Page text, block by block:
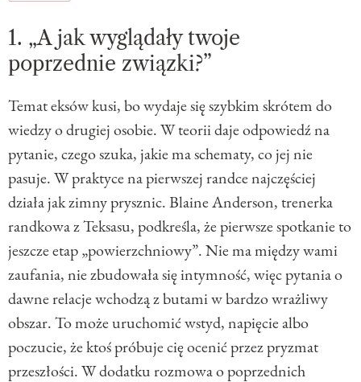
1. „A jak wyglądały twoje
poprzednie związki?”
Temat eksów kusi, bo wydaje się szybkim skrótem do
wiedzy o drugiej osobie. W teorii daje odpowiedź na
pytanie, czego szuka, jakie ma schematy, co jej nie
pasuje. W praktyce na pierwszej randce najczęściej
działa jak zimny prysznic. Blaine Anderson, trenerka
randkowa z Teksasu, podkreśla, że pierwsze spotkanie to
jeszcze etap „powierzchniowy”. Nie ma między wami
zaufania, nie zbudowała się intymność, więc pytania o
dawne relacje wchodzą z butami w bardzo wrażliwy
obszar. To może uruchomić wstyd, napięcie albo
poczucie, że ktoś próbuje cię ocenić przez pryzmat
przeszłości. W dodatku rozmowa o poprzednich